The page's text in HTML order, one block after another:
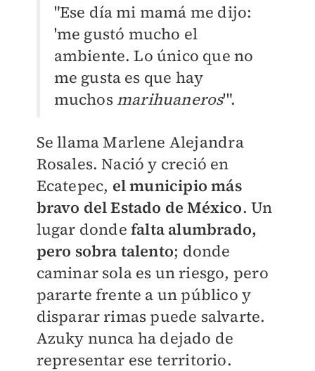
"Ese día mi mamá me dijo:
'me gustó mucho el
ambiente. Lo único que no
me gusta es que hay
muchos marihuaneros'".
Se llama Marlene Alejandra
Rosales. Nació y creció en
Ecatepec, el municipio más
bravo del Estado de México. Un
lugar donde falta alumbrado,
pero sobra talento; donde
caminar sola es un riesgo, pero
pararte frente a un público y
disparar rimas puede salvarte.
Azuky nunca ha dejado de
representar ese territorio.